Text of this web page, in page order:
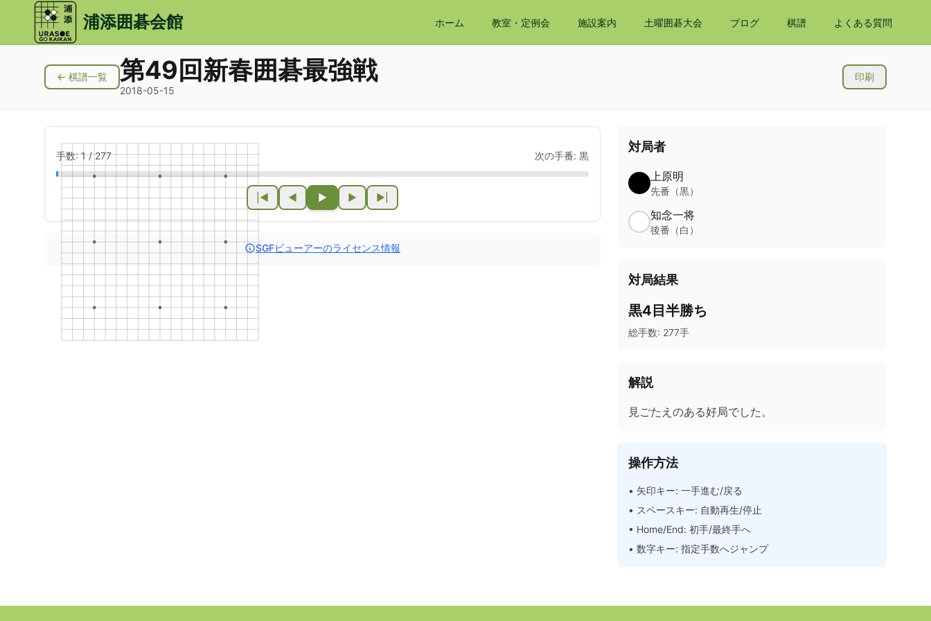
メインコンテンツにスキップ
浦添囲碁会館 ホーム 教室・定例会 施設案内 土曜囲碁大会 ブログ 棋譜 よくある質問
← 棋譜一覧 第49回新春囲碁最強戦
2018-05-15
印刷
手数:1/277 次の手番: 黒
|◀ ◀ ▶ ▶ ▶|
SGFビューアーのライセンス情報
対局者
上原明
先番（黒）
知念一将
後番（白）
対局結果
黒4目半勝ち
総手数: 277手
解説
見ごたえのある好局でした。
操作方法
• 矢印キー: 一手進む/戻る
• スペースキー: 自動再生/停止
• Home/End: 初手/最終手へ
• 数字キー: 指定手数へジャンプ